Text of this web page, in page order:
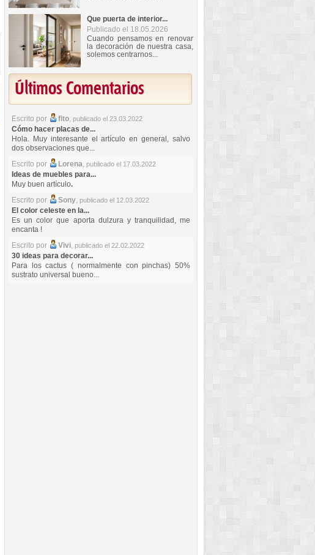
Que puerta de interior...
Publicado el 18.05.2026
Cuando pensamos en renovar
la decoración de nuestra casa,
solemos centrarnos...
Últimos Comentarios
Escrito por fito, publicado el 23.03.2022
Cómo hacer placas de...
Hola. Muy interesante el artículo en general, salvo
dos observaciones que...
Escrito por
Lorena, publicado el 17.03.2022
Ideas de muebles para...
Muy buen artículo.
Escrito por
Sony, publicado el 12.03.2022
El color celeste en la...
Es un color que aporta dulzura y tranquilidad, me
encanta !
Escrito por
Vivi, publicado el 22.02.2022
30 ideas para decorar...
Para los cactus ( normalmente con pinchas) 50%
sustrato universal bueno...